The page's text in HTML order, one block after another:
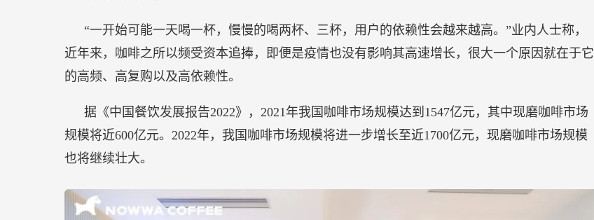
“一开始可能一天喝一杯，慢慢的喝两杯、三杯，用户的依赖性会越来越高。”业内人士称，
近年来，咖啡之所以频受资本追捧，即便是疫情也没有影响其高速增长，很大一个原因就在于它
的高频、高复购以及高依赖性。
据《中国餐饮发展报告2022》，2021年我国咖啡市场规模达到1547亿元，其中现磨咖啡市场
规模将近600亿元。2022年，我国咖啡市场规模将进一步增长至近1700亿元，现磨咖啡市场规模
也将继续壮大。